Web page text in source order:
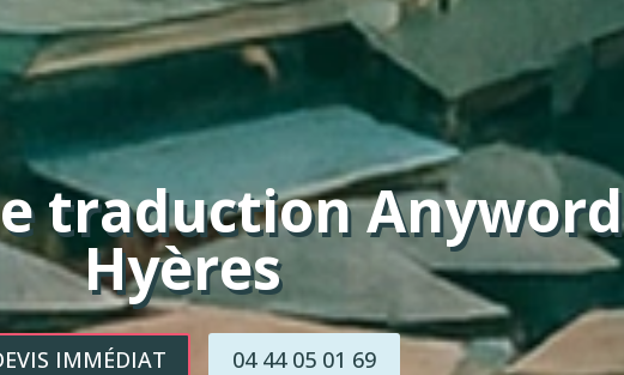
traduction Anyword
Hyères
IMMÉDIAT 04 44 05 01 69